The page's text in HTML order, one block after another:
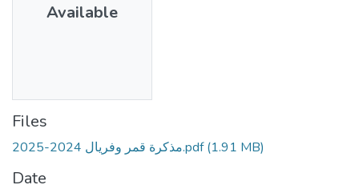
Available
Files
مذكرة قمر وفريال 2024-2025.pdf (1.91 MB)
Date